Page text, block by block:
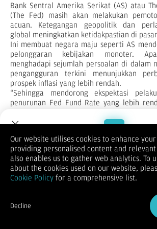
Bank Sentral Amerika Serikat (AS) atau
(The Fed) masih akan melakukan
acuan. Ketegangan geopolitik dan
global meningkatkan ketidakpastian di
Ini membuat negara maju seperti AS
pelonggaran kebijakan monoter.
menghadapi sejumlah persoalan di dalam
pengangguran terkini menunjukkan
prospek inflasi yang lebih rendah.
“Sehingga mendorong ekspektasi
penurunan Fed Fund Rate yang lebih
terhadap berbagai mata uang
menyampaikan hasil rapat dewan
(16/10/2024).
Perry mengatakan berdasarkan proyeksi
Rate masih akan turun satu kali pada
pada Desember. Masing-masing
Pada 2025, lanjut Perry, The Fed
memangkas bunga acuan sebanyak 3-4
Welcome to Dupoin.
Trade with a Trusted Broker
Sign
Our website utilises cookies to enhance
providing personalised content and
also enables us to gather web analytics. To
about the cookies used on our website,
Cookie Policy for a comprehensive list.
Decline